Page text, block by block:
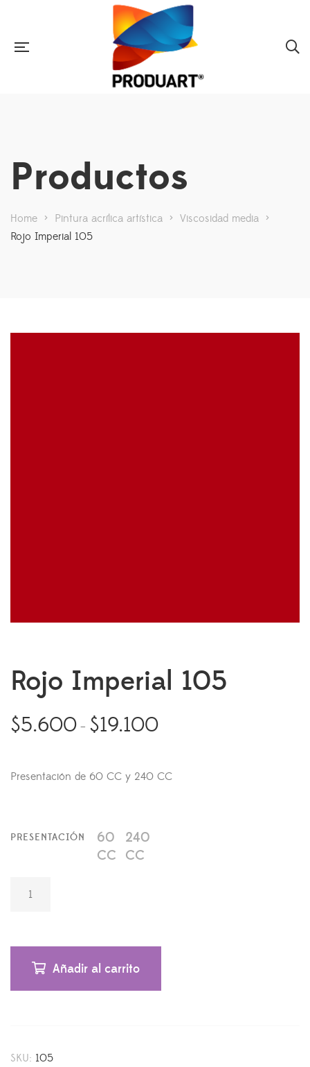
Productos
Home > Pintura acrílica artística > Viscosidad media >
Rojo Imperial 105
Rojo Imperial 105
$5.600 – $19.100
Presentación de 60 CC y 240 CC
PRESENTACIÓN
60
CC
240
CC
ROJO IMPERIAL
Añadir al carrito
SKU: 105